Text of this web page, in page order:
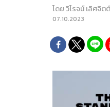
โดยวิโรจน์ เลิศจิต
07.10.2023